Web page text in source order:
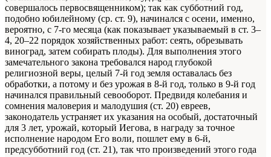
совершалось первосвященником); так как субботний год,
подобно юбилейному (ср. ст. 9), начинался с осени, именно,
вероятно, с 7-го месяца (как показывает указываемый в ст. 3–
4, 20–22 порядок хозяйственных работ: сеять, обрезывать
виноград, затем собирать плоды). Для выполнения этого
замечательного закона требовался народ глубокой
религиозной веры, целый 7-й год земля оставалась без
обработки, а потому и без урожая в 8-й год, только в 9-й год
начинался правильный севооборот. Предвидя колебания и
сомнения маловерия и малодушия (ст. 20) евреев,
законодатель устраняет их указания на особый, достаточный
для 3 лет, урожай, который Иегова, в награду за точное
исполнение народом Его воли, пошлет ему в 6-й,
предсубботний год (ст. 21), так что произведений этого года